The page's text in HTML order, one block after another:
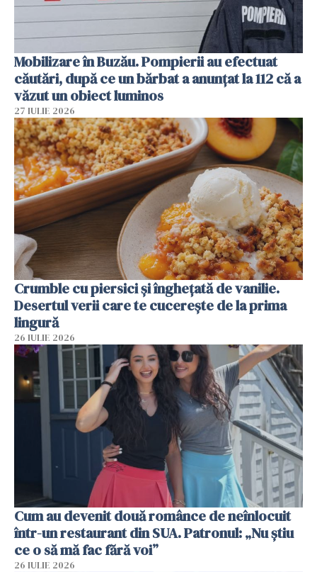
Mobilizare în Buzău. Pompierii au efectuat
căutări, după ce un bărbat a anunțat la 112 că a
văzut un obiect luminos
27 IULIE 2026
Crumble cu piersici și înghețată de vanilie.
Desertul verii care te cucerește de la prima
lingură
26 IULIE 2026
Cum au devenit două românce de neînlocuit
într-un restaurant din SUA. Patronul: „Nu știu
ce o să mă fac fără voi”
26 IULIE 2026